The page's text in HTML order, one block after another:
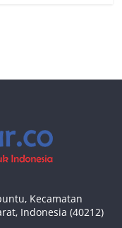
Kecamatan
Indonesia (40212)